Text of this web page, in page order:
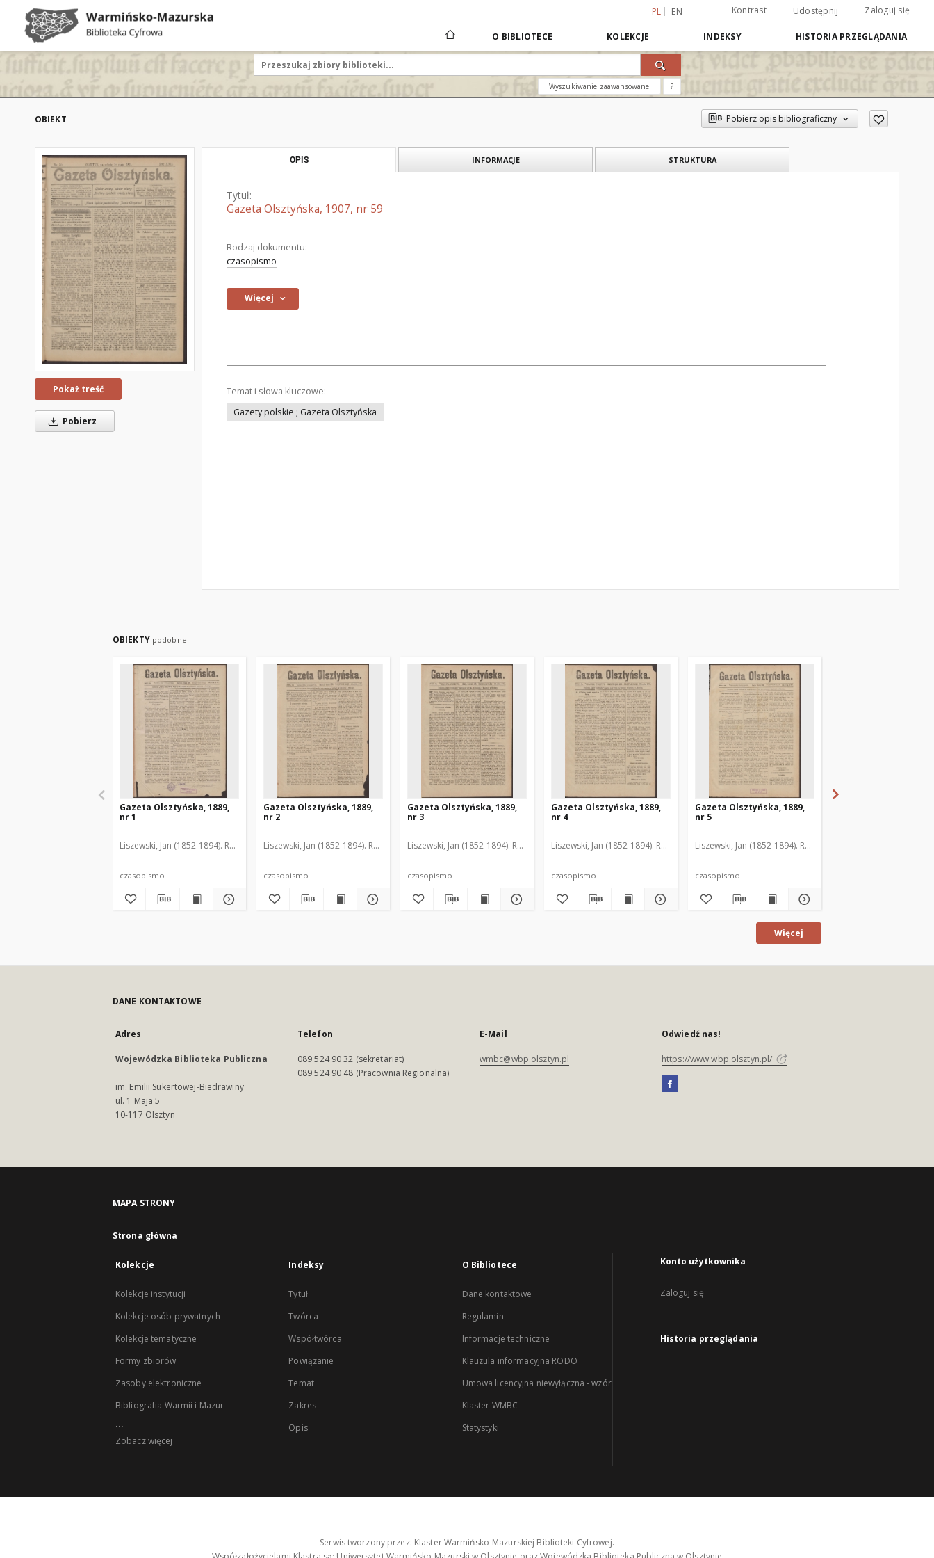
PL EN Kontrast Udostępnij Zaloguj się
O BIBLIOTECE KOLEKCJE INDEKSY HISTORIA PRZEGLĄDANIA
Wyszukiwanie zaawansowane ?
OBIEKT Pobierz opis bibliograficzny
Pokaż treść
Pobierz
OPIS INFORMACJE STRUKTURA
Tytuł:
Gazeta Olsztyńska, 1907, nr 59
Rodzaj dokumentu:
czasopismo
Więcej
Temat i słowa kluczowe:
Gazety polskie ; Gazeta Olsztyńska
OBIEKTY podobne
Gazeta Olsztyńska, 1889,
nr 1
Liszewski, Jan (1852-1894). Red.
czasopismo
Gazeta Olsztyńska, 1889,
nr 2
Liszewski, Jan (1852-1894). Red.
czasopismo
Gazeta Olsztyńska, 1889,
nr 3
Liszewski, Jan (1852-1894). Red.
czasopismo
Gazeta Olsztyńska, 1889,
nr 4
Liszewski, Jan (1852-1894). Red.
czasopismo
Gazeta Olsztyńska, 1889,
nr 5
Liszewski, Jan (1852-1894). Red.
czasopismo
Więcej
DANE KONTAKTOWE
Adres
Wojewódzka Biblioteka Publiczna
im. Emilii Sukertowej-Biedrawiny
ul. 1 Maja 5
10-117 Olsztyn
Telefon
089 524 90 32 (sekretariat)
089 524 90 48 (Pracownia Regionalna)
E-Mail
wmbc@wbp.olsztyn.pl
Odwiedź nas!
https://www.wbp.olsztyn.pl/
MAPA STRONY
Strona główna
Kolekcje
Kolekcje instytucji
Kolekcje osób prywatnych
Kolekcje tematyczne
Formy zbiorów
Zasoby elektroniczne
Bibliografia Warmii i Mazur
...
Zobacz więcej
Indeksy
Tytuł
Twórca
Współtwórca
Powiązanie
Temat
Zakres
Opis
O Bibliotece
Dane kontaktowe
Regulamin
Informacje techniczne
Klauzula informacyjna RODO
Umowa licencyjna niewyłączna - wzór
Klaster WMBC
Statystyki
Konto użytkownika
Zaloguj się
Historia przeglądania
Serwis tworzony przez: Klaster Warmińsko-Mazurskiej Biblioteki Cyfrowej.